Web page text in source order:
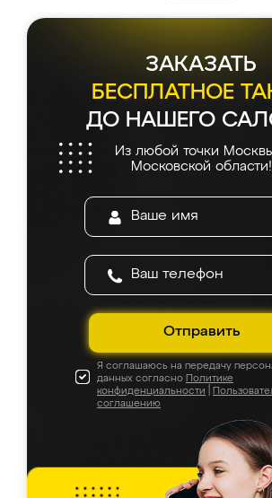
ЗАКАЗАТЬ
БЕСПЛАТНОЕ
ДО НАШЕГО
Из любой точки
Московской области!
Отправить
Я соглашаюсь на передачу
данных согласно Политике
конфиденциальности
соглашению